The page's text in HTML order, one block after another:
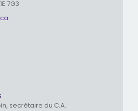
7G3
secrétaire du C.A.